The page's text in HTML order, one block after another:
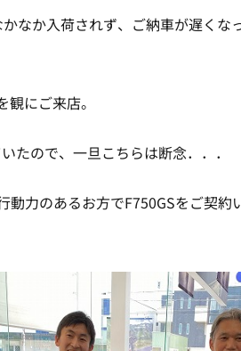
なか入荷されず、ご納車が遅くな
にご来店。
たので、一旦こちらは断念．．．
動力のあるお方でF750GSをご契